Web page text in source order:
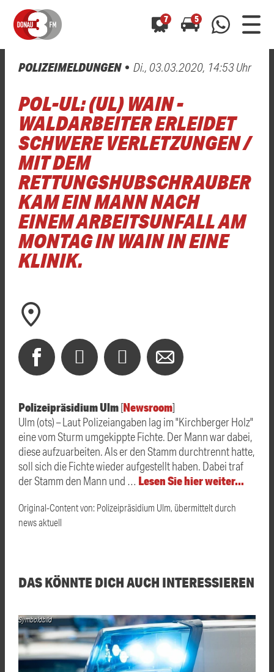
7 5
0800 0 490 400
01520 242 3333
Hast du auch einen Blitzer oder eine Verkehrsbehinderung
gesehen? Ganz einfach melden - kostenlos unter0800 0 490 400
oder perWhatsApp 01520 242 3333
Hast du auch einen Blitzer oder eine Verkehrsbehinderung
gesehen? Ganz einfach melden - kostenlos unter0800 0 490 400
oder perWhatsApp 01520 242 3333
POLIZEIMELDUNGEN Di., 03.03.2020, 14:53 Uhr
POL-UL: (UL) WAIN -
WALDARBEITER ERLEIDET
SCHWERE VERLETZUNGEN /
MIT DEM
RETTUNGSHUBSCHRAUBER
KAM EIN MANN NACH
EINEM ARBEITSUNFALL AM
MONTAG IN WAIN IN EINE
KLINIK.
Polizeipräsidium Ulm[Newsroom]
Ulm (ots) – Laut Polizeiangaben lag im "Kirchberger Holz"
eine vom Sturm umgekippte Fichte. Der Mann war dabei,
diese aufzuarbeiten. Als er den Stamm durchtrennt hatte,
soll sich die Fichte wieder aufgestellt haben. Dabei traf
der Stamm den Mann und … Lesen Sie hier weiter…
Original-Content von: Polizeipräsidium Ulm, übermittelt durch
news aktuell
DAS KÖNNTE DICH AUCH INTERESSIEREN
Symboldbild